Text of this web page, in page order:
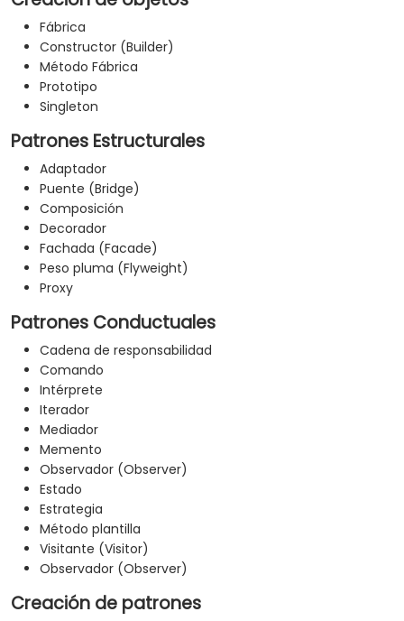
de los patrones, además de mostrarte cómo
catalogar y describir patrones que pueden
reutilizarse en toda tu organización.
Fábrica
Constructor (Builder)
Método Fábrica
Prototipo
Singleton
Patrones Estructurales
Adaptador
Puente (Bridge)
Composición
Decorador
Fachada (Facade)
Peso pluma (Flyweight)
Proxy
Patrones Conductuales
Cadena de responsabilidad
Comando
Intérprete
Iterador
Mediador
Memento
Observador (Observer)
Estado
Estrategia
Método plantilla
Visitante (Visitor)
Observador (Observer)
Creación de patrones